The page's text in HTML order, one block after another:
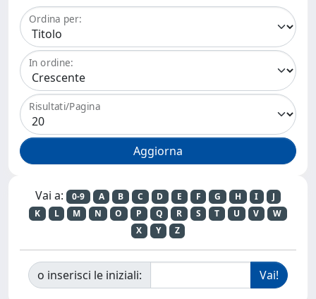
Ordina per:
In ordine:
Risultati/Pagina
Vai a: 0-9 A B C D E F G H I
J
K
L M N O P Q R S T U V
W
X
Y Z
o inserisci le iniziali: